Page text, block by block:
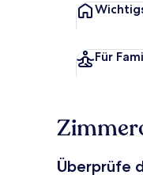
Für
Überprüfe